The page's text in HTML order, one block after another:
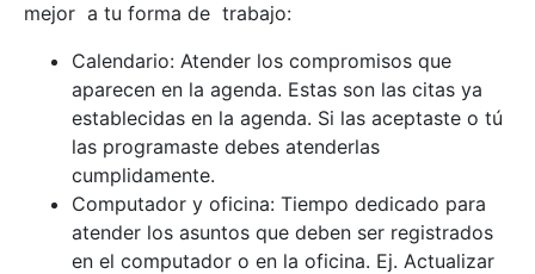
mejor a tu forma de trabajo:
Calendario: Atender los compromisos que
aparecen en la agenda. Estas son las citas ya
establecidas en la agenda. Si las aceptaste o tú
las programaste debes atenderlas
cumplidamente.
Computador y oficina: Tiempo dedicado para
atender los asuntos que deben ser registrados
en el computador o en la oficina. Ej. Actualizar